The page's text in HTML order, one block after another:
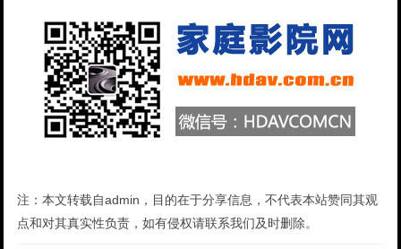
注：本文转载自admin，目的在于分享信息，不代表本站赞同其观
点和对其真实性负责，如有侵权请联系我们及时删除。